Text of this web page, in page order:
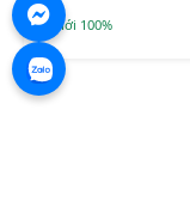
Mới 100%